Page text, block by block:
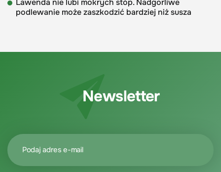
podlewanie może zaszkodzić bardziej niż susza
Newsletter